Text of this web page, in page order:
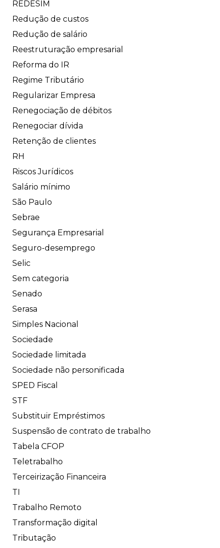
REDESIM
Redução de custos
Redução de salário
Reestruturação empresarial
Reforma do IR
Regime Tributário
Regularizar Empresa
Renegociação de débitos
Renegociar dívida
Retenção de clientes
RH
Riscos Jurídicos
Salário mínimo
São Paulo
Sebrae
Segurança Empresarial
Seguro-desemprego
Selic
Sem categoria
Senado
Serasa
Simples Nacional
Sociedade
Sociedade limitada
Sociedade não personificada
SPED Fiscal
STF
Substituir Empréstimos
Suspensão de contrato de trabalho
Tabela CFOP
Teletrabalho
Terceirização Financeira
TI
Trabalho Remoto
Transformação digital
Tributação